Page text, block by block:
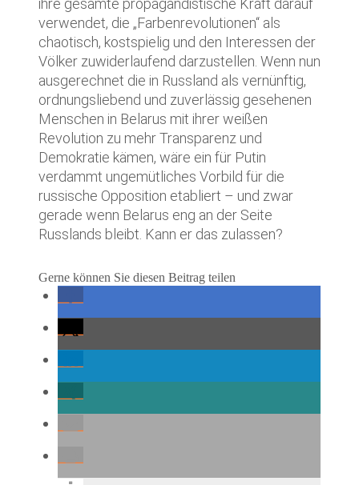
ihre gesamte propagandistische Kraft darauf
verwendet, die „Farbenrevolutionen“ als
chaotisch, kostspielig und den Interessen der
Völker zuwiderlaufend darzustellen. Wenn nun
ausgerechnet die in Russland als vernünftig,
ordnungsliebend und zuverlässig gesehenen
Menschen in Belarus mit ihrer weißen
Revolution zu mehr Transparenz und
Demokratie kämen, wäre ein für Putin
verdammt ungemütliches Vorbild für die
russische Opposition etabliert – und zwar
gerade wenn Belarus eng an der Seite
Russlands bleibt. Kann er das zulassen?
Gerne können Sie diesen Beitrag teilen